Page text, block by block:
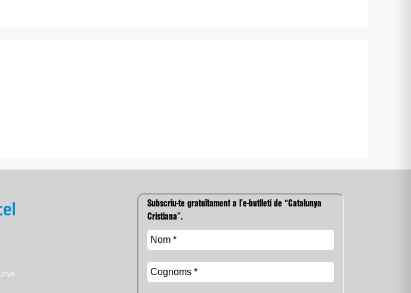
Subscriu-te gratuïtament a l’e-butlletí de “Catalunya
Cristiana”.